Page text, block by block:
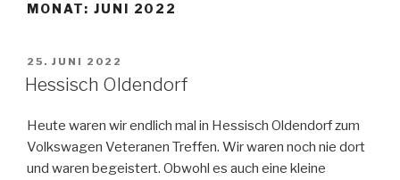
MONAT: JUNI 2022
VERÖFFENTLICHT
AM
25. JUNI 2022
Hessisch Oldendorf
Heute waren wir endlich mal in Hessisch Oldendorf zum
Volkswagen Veteranen Treffen. Wir waren noch nie dort
und waren begeistert. Obwohl es auch eine kleine